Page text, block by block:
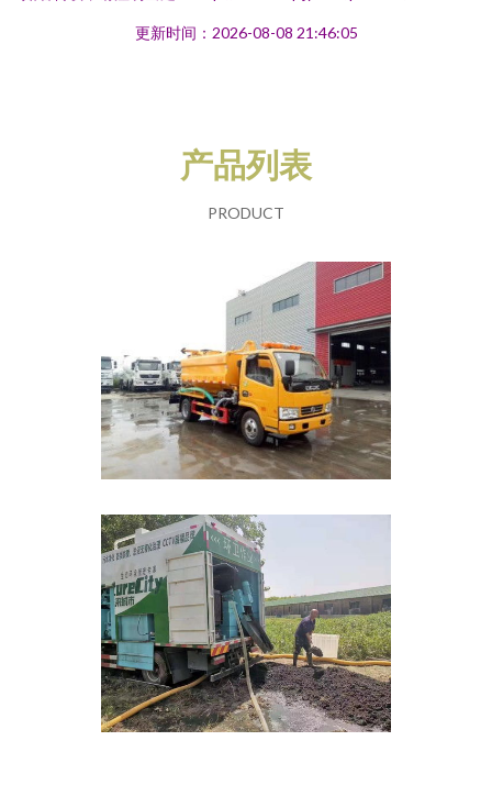
更新时间：2026-08-08 21:46:05
产品列表
PRODUCT